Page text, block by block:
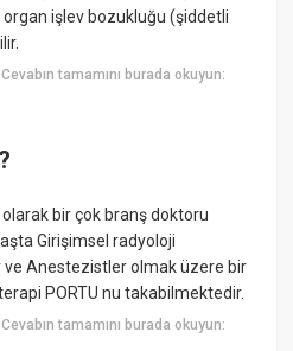
işlev bozukluğu (şiddetli
Cevabın tamamını burada okuyun:
olarak bir çok branş doktoru
Girişimsel radyoloji
ve Anestezistler olmak üzere bir
PORTU nu takabilmektedir.
Cevabın tamamını burada okuyun: